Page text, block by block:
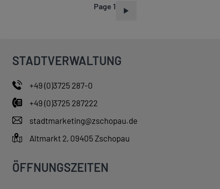
Page 1
STADTVERWALTUNG
+49 (0)3725 287-0
+49 (0)3725 287222
stadtmarketing@zschopau.de
Altmarkt 2, 09405 Zschopau
ÖFFNUNGSZEITEN